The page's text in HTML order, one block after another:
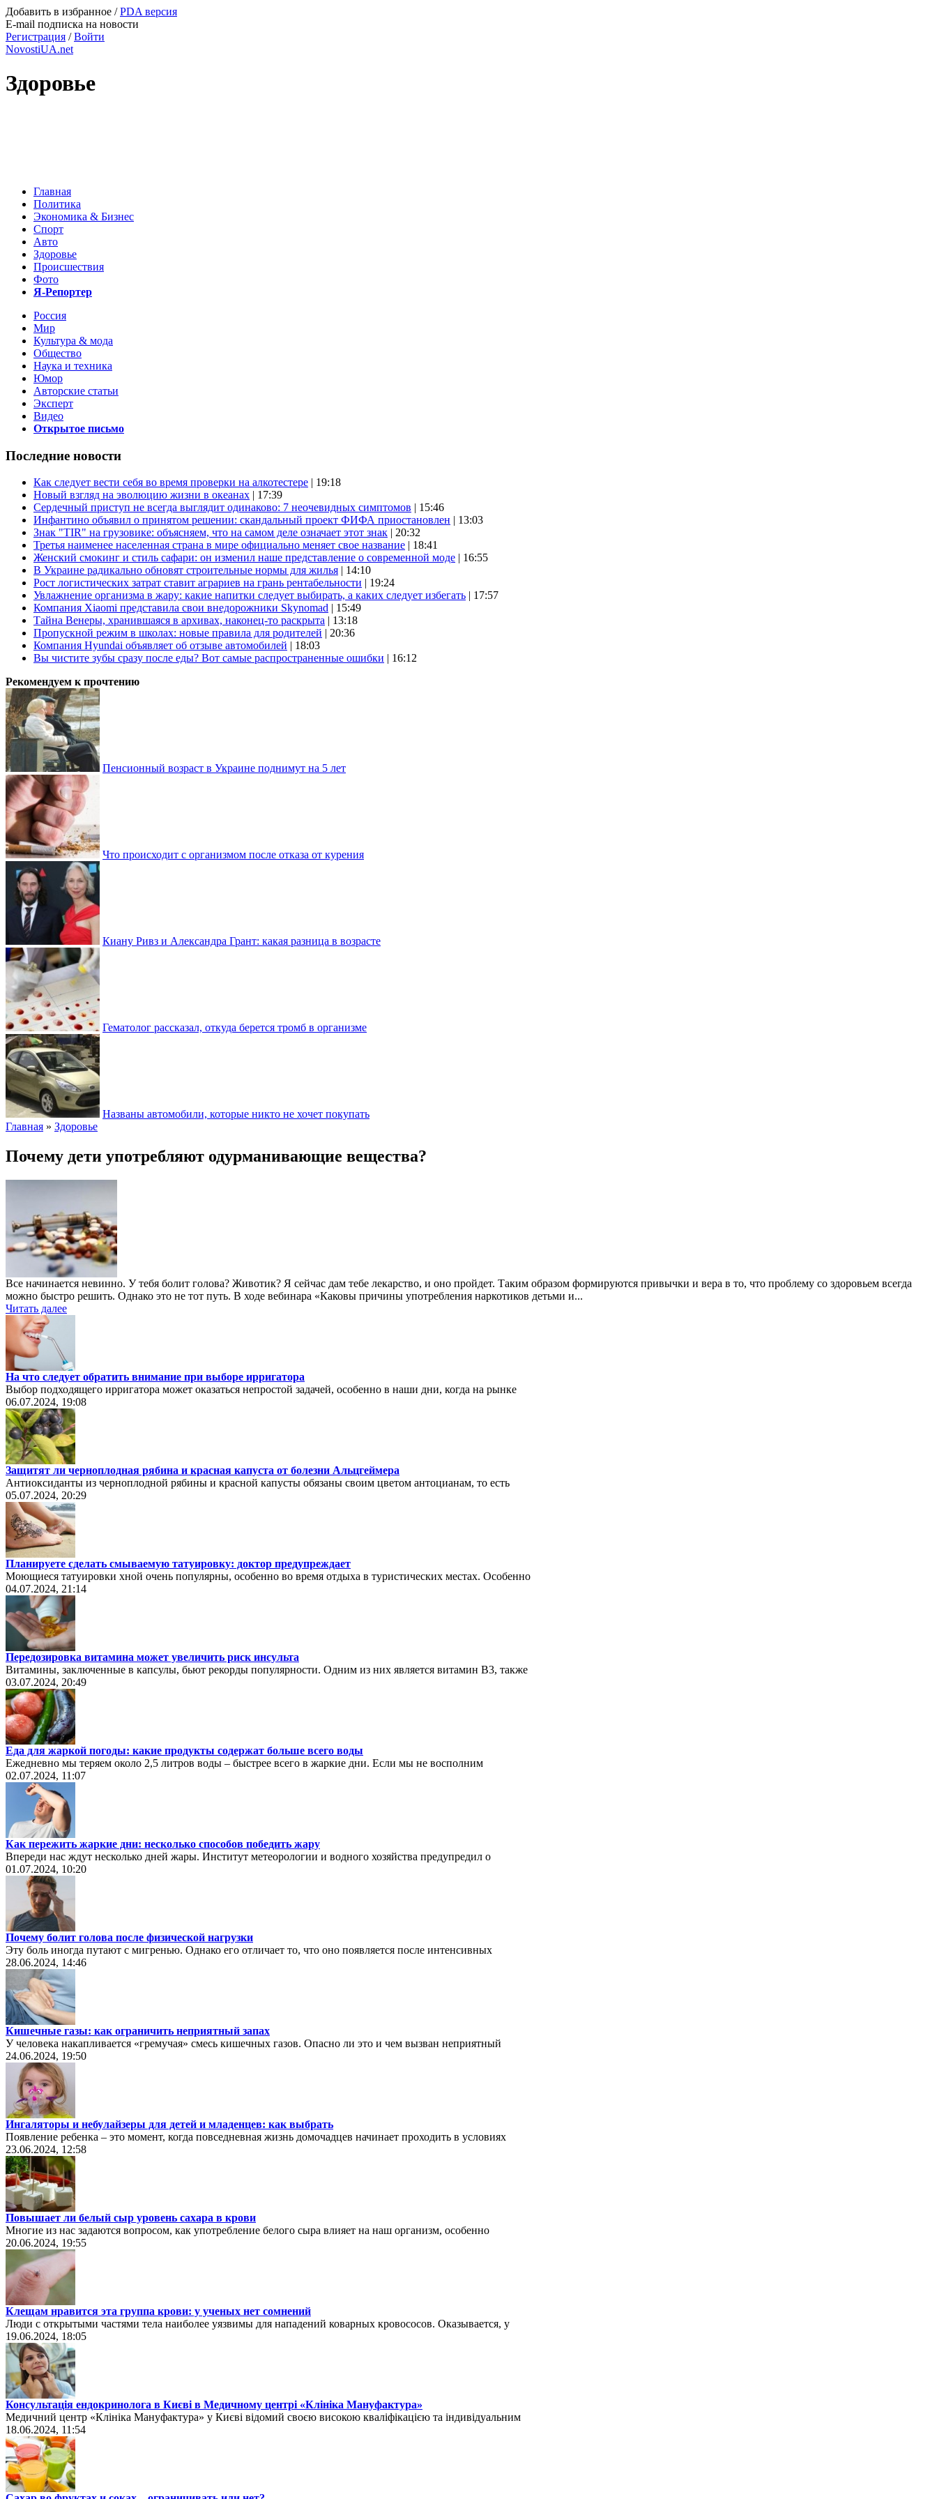
Добавить в избранное /PDA версия
E-mail подписка на новости
Регистрация /Войти
NovostiUA.net
Здоровье
Главная
Политика
Экономика & Бизнес
Спорт
Авто
Здоровье
Происшествия
Фото
Я-Репортер
Россия
Мир
Культура & мода
Общество
Наука и техника
Юмор
Авторские статьи
Эксперт
Видео
Открытое письмо
Последние новости
Как следует вести себя во время проверки на алкотестере | 19:18
Новый взгляд на эволюцию жизни в океанах | 17:39
Сердечный приступ не всегда выглядит одинаково: 7 неочевидных симптомов | 15:46
Инфантино объявил о принятом решении: скандальный проект ФИФА приостановлен | 13:03
Знак "TIR" на грузовике: объясняем, что на самом деле означает этот знак | 20:32
Третья наименее населенная страна в мире официально меняет свое название | 18:41
Женский смокинг и стиль сафари: он изменил наше представление о современной моде | 16:55
В Украине радикально обновят строительные нормы для жилья | 14:10
Рост логистических затрат ставит аграриев на грань рентабельности | 19:24
Увлажнение организма в жару: какие напитки следует выбирать, а каких следует избегать | 17:57
Компания Xiaomi представила свои внедорожники Skynomad | 15:49
Тайна Венеры, хранившаяся в архивах, наконец-то раскрыта | 13:18
Пропускной режим в школах: новые правила для родителей | 20:36
Компания Hyundai объявляет об отзыве автомобилей | 18:03
Вы чистите зубы сразу после еды? Вот самые распространенные ошибки | 16:12
Рекомендуем к прочтению
Пенсионный возраст в Украине поднимут на 5 лет
Что происходит с организмом после отказа от курения
Киану Ривз и Александра Грант: какая разница в возрасте
Гематолог рассказал, откуда берется тромб в организме
Названы автомобили, которые никто не хочет покупать
Главная » Здоровье
Почему дети употребляют одурманивающие вещества?
Все начинается невинно. У тебя болит голова? Животик? Я сейчас дам тебе лекарство, и оно пройдет. Таким образом формируются привычки и вера в то, что проблему со здоровьем всегда
можно быстро решить. Однако это не тот путь. В ходе вебинара «Каковы причины употребления наркотиков детьми и...
Читать далее
На что следует обратить внимание при выборе ирригатора
Выбор подходящего ирригатора может оказаться непростой задачей, особенно в наши дни, когда на рынке
06.07.2024, 19:08
Защитят ли черноплодная рябина и красная капуста от болезни Альцгеймера
Антиоксиданты из черноплодной рябины и красной капусты обязаны своим цветом антоцианам, то есть
05.07.2024, 20:29
Планируете сделать смываемую татуировку: доктор предупреждает
Моющиеся татуировки хной очень популярны, особенно во время отдыха в туристических местах. Особенно
04.07.2024, 21:14
Передозировка витамина может увеличить риск инсульта
Витамины, заключенные в капсулы, бьют рекорды популярности. Одним из них является витамин B3, также
03.07.2024, 20:49
Еда для жаркой погоды: какие продукты содержат больше всего воды
Ежедневно мы теряем около 2,5 литров воды – быстрее всего в жаркие дни. Если мы не восполним
02.07.2024, 11:07
Как пережить жаркие дни: несколько способов победить жару
Впереди нас ждут несколько дней жары. Институт метеорологии и водного хозяйства предупредил о
01.07.2024, 10:20
Почему болит голова после физической нагрузки
Эту боль иногда путают с мигренью. Однако его отличает то, что оно появляется после интенсивных
28.06.2024, 14:46
Кишечные газы: как ограничить неприятный запах
У человека накапливается «гремучая» смесь кишечных газов. Опасно ли это и чем вызван неприятный
24.06.2024, 19:50
Ингаляторы и небулайзеры для детей и младенцев: как выбрать
Появление ребенка – это момент, когда повседневная жизнь домочадцев начинает проходить в условиях
23.06.2024, 12:58
Повышает ли белый сыр уровень сахара в крови
Многие из нас задаются вопросом, как употребление белого сыра влияет на наш организм, особенно
20.06.2024, 19:55
Клещам нравится эта группа крови: у ученых нет сомнений
Люди с открытыми частями тела наиболее уязвимы для нападений коварных кровососов. Оказывается, у
19.06.2024, 18:05
Консультація ендокринолога в Києві в Медичному центрі «Клініка Мануфактура»
Медичний центр «Клініка Мануфактура» у Києві відомий своєю високою кваліфікацією та індивідуальним
18.06.2024, 11:54